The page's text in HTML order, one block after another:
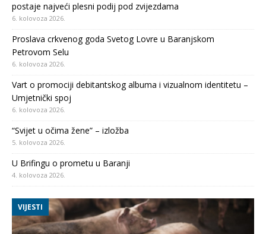
postaje najveći plesni podij pod zvijezdama
6. kolovoza 2026.
Proslava crkvenog goda Svetog Lovre u Baranjskom
Petrovom Selu
6. kolovoza 2026.
Vart o promociji debitantskog albuma i vizualnom identitetu –
Umjetnički spoj
6. kolovoza 2026.
“Svijet u očima žene” – izložba
5. kolovoza 2026.
U Brifingu o prometu u Baranji
4. kolovoza 2026.
VIJESTI